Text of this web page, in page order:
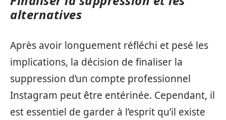
alternatives
Après avoir longuement réfléchi et pesé les
implications, la décision de finaliser la
suppression d’un compte professionnel
Instagram peut être entérinée. Cependant, il
est essentiel de garder à l’esprit qu’il existe